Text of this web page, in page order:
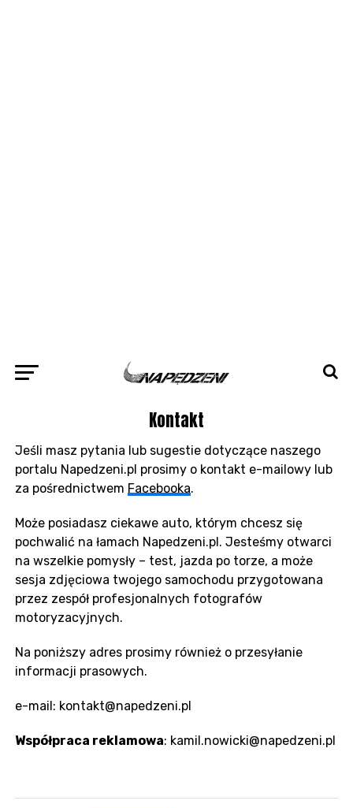
Kontakt
Jeśli masz pytania lub sugestie dotyczące naszego
portalu Napedzeni.pl prosimy o kontakt e-mailowy lub
za pośrednictwem Facebooka.
Może posiadasz ciekawe auto, którym chcesz się
pochwalić na łamach Napedzeni.pl. Jesteśmy otwarci
na wszelkie pomysły – test, jazda po torze, a może
sesja zdjęciowa twojego samochodu przygotowana
przez zespół profesjonalnych fotografów
motoryzacyjnych.
Na poniższy adres prosimy również o przesyłanie
informacji prasowych.
e-mail: kontakt@napedzeni.pl
Współpraca reklamowa: kamil.nowicki@napedzeni.pl